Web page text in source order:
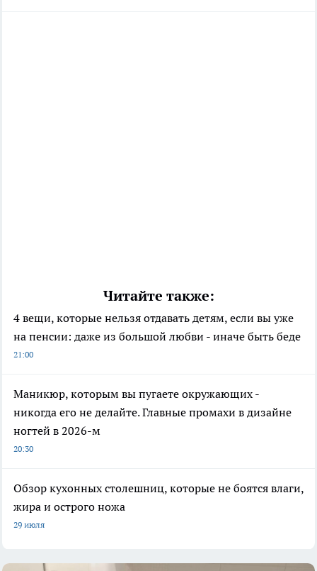
Читайте также:
4 вещи, которые нельзя отдавать детям, если вы уже
на пенсии: даже из большой любви - иначе быть беде
21:00
Маникюр, которым вы пугаете окружающих -
никогда его не делайте. Главные промахи в дизайне
ногтей в 2026-м
20:30
Обзор кухонных столешниц, которые не боятся влаги,
жира и острого ножа
29 июля